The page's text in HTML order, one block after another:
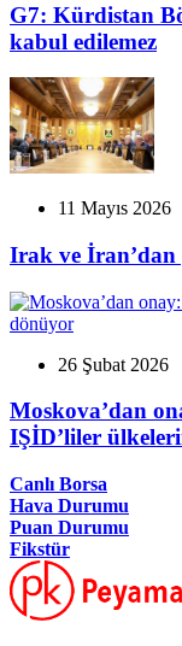
G7: Kürdistan
kabul edilemez
11 Mayıs 2026
Irak ve İran’dan
26 Şubat 2026
Moskova’dan
IŞİD’liler
Canlı Borsa
Hava Durumu
Puan Durumu
Fikstür